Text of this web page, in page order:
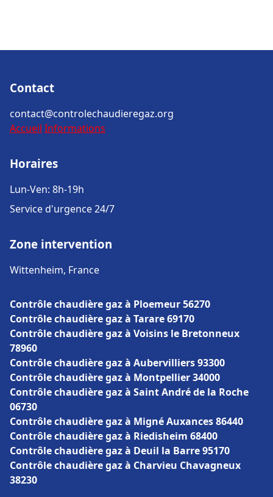
Contact
contact@controlechaudieregaz.org
Accueil Informations
Horaires
Lun-Ven: 8h-19h
Service d'urgence 24/7
Zone intervention
Wittenheim, France
Contrôle chaudière gaz à Ploemeur 56270
Contrôle chaudière gaz à Tarare 69170
Contrôle chaudière gaz à Voisins le Bretonneux
78960
Contrôle chaudière gaz à Aubervilliers 93300
Contrôle chaudière gaz à Montpellier 34000
Contrôle chaudière gaz à Saint André de la Roche
06730
Contrôle chaudière gaz à Migné Auxances 86440
Contrôle chaudière gaz à Riedisheim 68400
Contrôle chaudière gaz à Deuil la Barre 95170
Contrôle chaudière gaz à Charvieu Chavagneux
38230